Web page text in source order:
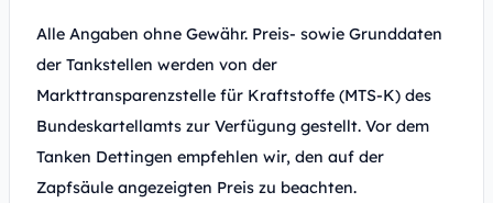
Alle Angaben ohne Gewähr. Preis- sowie Grunddaten
der Tankstellen werden von der
Markttransparenzstelle für Kraftstoffe (MTS-K) des
Bundeskartellamts zur Verfügung gestellt. Vor dem
Tanken Dettingen empfehlen wir, den auf der
Zapfsäule angezeigten Preis zu beachten.